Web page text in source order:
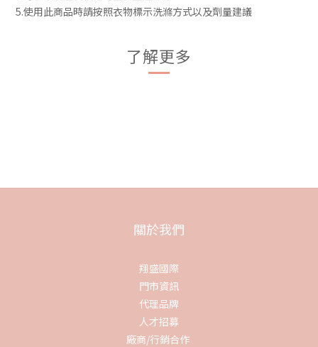
5.使用此商品時請按照衣物標示洗滌方式以及劑量建議
了解更多
關於我們
翔盛國際
門市資訊
代理品牌
人才招募
廠商/行銷合作